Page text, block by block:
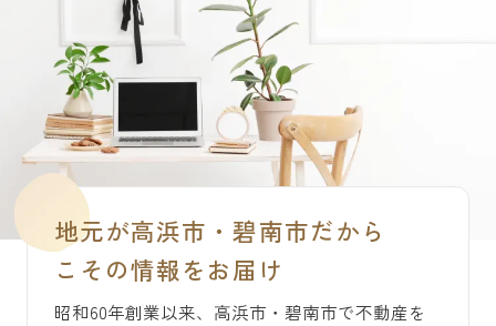
地元が高浜市・碧南市だから
こその情報をお届け
昭和60年創業以来、高浜市・碧南市で不動産を